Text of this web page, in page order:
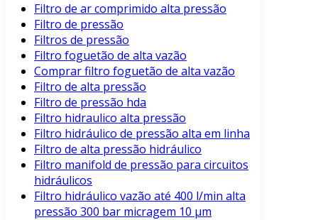
Filtro de ar comprimido alta pressão
Filtro de pressão
Filtros de pressão
Filtro foguetão de alta vazão
Comprar filtro foguetão de alta vazão
Filtro de alta pressão
Filtro de pressão hda
Filtro hidraulico alta pressão
Filtro hidráulico de pressão alta em linha
Filtro de alta pressão hidráulico
Filtro manifold de pressão para circuitos
hidráulicos
Filtro hidráulico vazão até 400 l/min alta
pressão 300 bar micragem 10 μm